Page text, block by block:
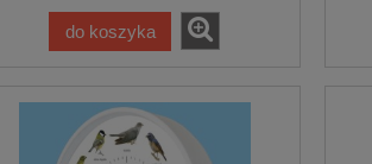
do koszyka